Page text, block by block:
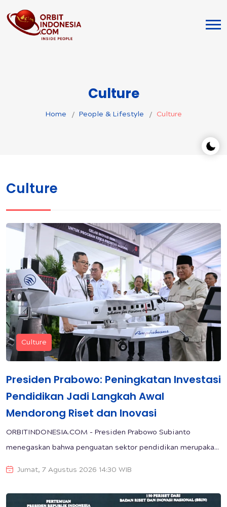
Culture
Home People & Lifestyle Culture
Culture
Culture
Presiden Prabowo: Peningkatan Investasi
Pendidikan Jadi Langkah Awal
Mendorong Riset dan Inovasi
ORBITINDONESIA.COM - Presiden Prabowo Subianto
menegaskan bahwa penguatan sektor pendidikan merupaka...
Jumat, 7 Agustus 2026 14:30 WIB